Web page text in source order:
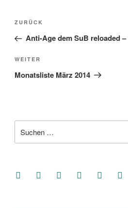
Beitragsnavigation
Vorheriger
Beitrag
ZURÜCK
Anti-Age dem SuB reloaded
Nächster
Beitrag
WEITER
Monatsliste März 2014
nach:
facebooksoundcloud
twitter mastodoninstagram